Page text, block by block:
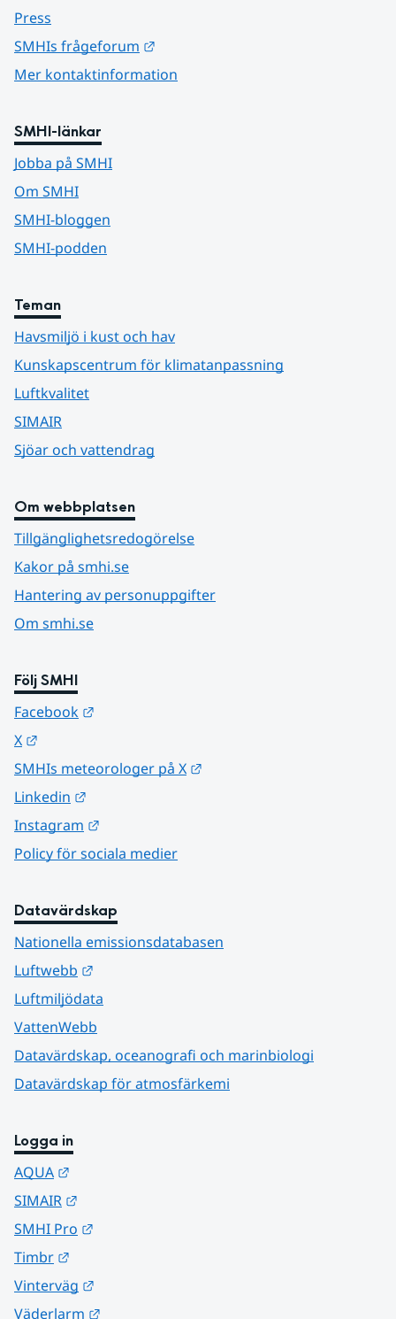
Press
SMHIs frågeforum
Mer kontaktinformation
SMHI-länkar
Jobba på SMHI
Om SMHI
SMHI-bloggen
SMHI-podden
Teman
Havsmiljö i kust och hav
Kunskapscentrum för klimatanpassning
Luftkvalitet
SIMAIR
Sjöar och vattendrag
Om webbplatsen
Tillgänglighetsredogörelse
Kakor på smhi.se
Hantering av personuppgifter
Om smhi.se
Följ SMHI
Facebook
X
SMHIs meteorologer på X
Linkedin
Instagram
Policy för sociala medier
Datavärdskap
Nationella emissionsdatabasen
Luftwebb
Luftmiljödata
VattenWebb
Datavärdskap, oceanografi och marinbiologi
Datavärdskap för atmosfärkemi
Logga in
AQUA
SIMAIR
SMHI Pro
Timbr
Vinterväg
Väderlarm